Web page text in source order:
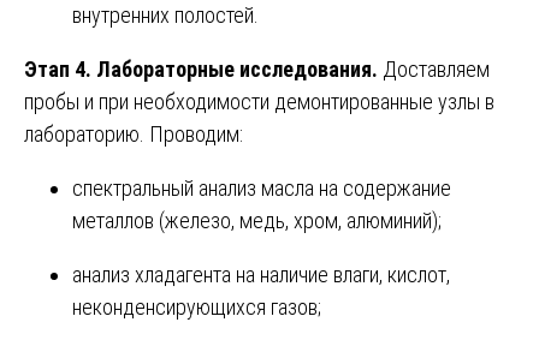
внутренних полостей.
Этап 4. Лабораторные исследования. Доставляем
пробы и при необходимости демонтированные узлы в
лабораторию. Проводим:
спектральный анализ масла на содержание
металлов (железо, медь, хром, алюминий);
анализ хладагента на наличие влаги, кислот,
неконденсирующихся газов;